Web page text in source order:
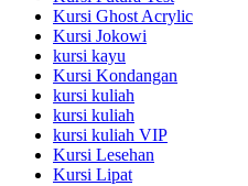
Kursi Ghost Acrylic
Kursi Jokowi
kursi kayu
Kursi Kondangan
kursi kuliah
kursi kuliah
kursi kuliah VIP
Kursi Lesehan
Kursi Lipat